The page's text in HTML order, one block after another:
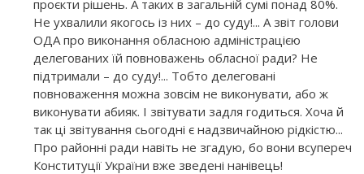
проєкти рішень. А таких в загальній сумі понад 80%.
Не ухвалили якогось із них – до суду!... А звіт голови
ОДА про виконання обласною адміністрацією
делегованих їй повноважень обласної ради? Не
підтримали – до суду!... Тобто делеговані
повноваження можна зовсім не виконувати, або ж
виконувати абияк. І звітувати задля годиться. Хоча й
так ці звітування сьогодні є надзвичайною рідкістю...
Про районні ради навіть не згадую, бо вони всупереч
Конституції України вже зведені нанівець!